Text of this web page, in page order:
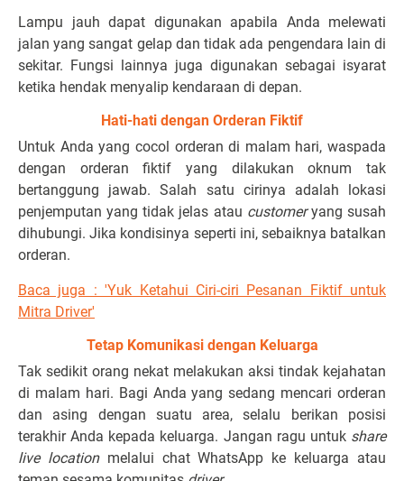
Lampu jauh dapat digunakan apabila Anda melewati
jalan yang sangat gelap dan tidak ada pengendara lain di
sekitar. Fungsi lainnya juga digunakan sebagai isyarat
ketika hendak menyalip kendaraan di depan.
Hati-hati dengan Orderan Fiktif
Untuk Anda yang cocol orderan di malam hari, waspada
dengan orderan fiktif yang dilakukan oknum tak
bertanggung jawab. Salah satu cirinya adalah lokasi
penjemputan yang tidak jelas atau customeryang susah
dihubungi. Jika kondisinya seperti ini, sebaiknya batalkan
orderan.
Baca juga : 'Yuk Ketahui Ciri-ciri Pesanan Fiktif untuk
Mitra Driver'
Tetap Komunikasi dengan Keluarga
Tak sedikit orang nekat melakukan aksi tindak kejahatan
di malam hari. Bagi Anda yang sedang mencari orderan
dan asing dengan suatu area, selalu berikan posisi
terakhir Anda kepada keluarga. Jangan ragu untuk share
live location melalui chat WhatsApp ke keluarga atau